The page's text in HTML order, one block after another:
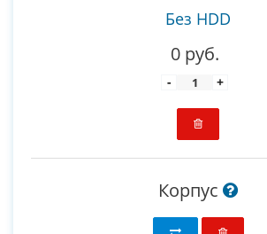
Без HDD
0 руб.
- +
Корпус